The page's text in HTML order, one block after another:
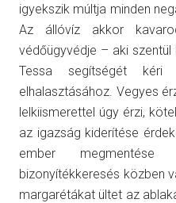
igyekszik múltja minden
Az állóvíz akkor
védőügyvédje – aki
Tessa segítségét kéri
elhalasztásához. Vegyes
lelkiismerettel úgy érzi,
az igazság kiderítése
ember
bizonyítékkeresés közben
margarétákat ültet az